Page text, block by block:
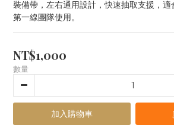
裝備帶，左右通用設計，快速抽取支援，
第一線團隊使用。
NT$1,000
數量
加入購物車